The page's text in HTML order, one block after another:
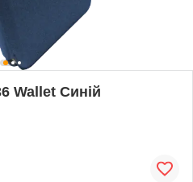
Wallet Синій